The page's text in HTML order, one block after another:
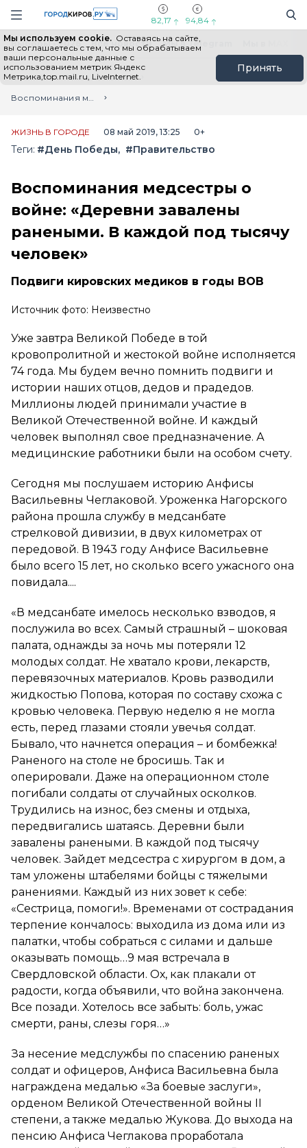
Навигация сайта
82,17 94,84
Мы используем cookie. Оставаясь на сайте,
вы соглашаетесь с тем, что мы обрабатываем
ваши персональные данные с
использованием метрик Яндекс
Метрика,top.mail.ru, LiveInternet.
Принять
Выборы - 2026 Все новости Мы в Telegram
Главная
Лента новостей
Воспоминания медсестры о войне: «Деревни завалены ранеными. В каждой под тысячу человек»
ЖИЗНЬ В ГОРОДЕ 08 май 2019, 13:25 0+
Теги: #День Победы #Правительство
Воспоминания медсестры о
войне: «Деревни завалены
ранеными. В каждой под тысячу
человек»
Подвиги кировских медиков в годы ВОВ
Источник фото: Неизвестно
Уже завтра Великой Победе в той
кровопролитной и жестокой войне исполняется
74 года. Мы будем вечно помнить подвиги и
истории наших отцов, дедов и прадедов.
Миллионы людей принимали участие в
Великой Отечественной войне. И каждый
человек выполнял свое предназначение. А
медицинские работники были на особом счету.
Сегодня мы послушаем историю Анфисы
Васильевны Чеглаковой. Уроженка Нагорского
района прошла службу в медсанбате
стрелковой дивизии, в двух километрах от
передовой. В 1943 году Анфисе Васильевне
было всего 15 лет, но сколько всего ужасного она
повидала....
«В медсанбате имелось несколько взводов, я
послужила во всех. Самый страшный – шоковая
палата, однажды за ночь мы потеряли 12
молодых солдат. Не хватало крови, лекарств,
перевязочных материалов. Кровь разводили
жидкостью Попова, которая по составу схожа с
кровью человека. Первую неделю я не могла
есть, перед глазами стояли увечья солдат.
Бывало, что начнется операция – и бомбежка!
Раненого на столе не бросишь. Так и
оперировали. Даже на операционном столе
погибали солдаты от случайных осколков.
Трудились на износ, без смены и отдыха,
передвигались шатаясь. Деревни были
завалены ранеными. В каждой под тысячу
человек. Зайдет медсестра с хирургом в дом, а
там уложены штабелями бойцы с тяжелыми
ранениями. Каждый из них зовет к себе:
«Сестрица, помоги!». Временами от сострадания
терпение кончалось: выходила из дома или из
палатки, чтобы собраться с силами и дальше
оказывать помощь…9 мая встречала в
Свердловской области. Ох, как плакали от
радости, когда объявили, что война закончена.
Все позади. Хотелось все забыть: боль, ужас
смерти, раны, слезы горя…»
За несение медслужбы по спасению раненых
солдат и офицеров, Анфиса Васильевна была
награждена медалью «За боевые заслуги»,
орденом Великой Отечественной войны II
степени, а также медалью Жукова. До выхода на
пенсию Анфиса Чеглакова проработала